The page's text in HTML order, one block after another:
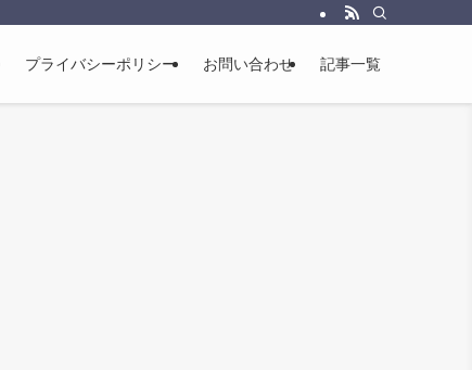
プライバシーポリシー お問い合わせ 記事一覧